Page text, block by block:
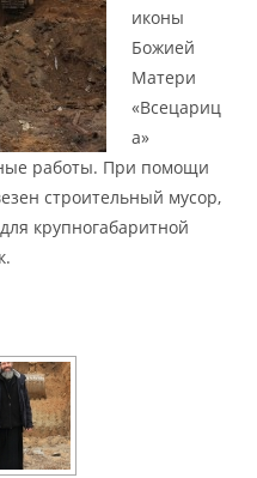
иконы
Божией
Матери
«Всецариц
а»
работы. При помощи
строительный мусор,
крупногабаритной